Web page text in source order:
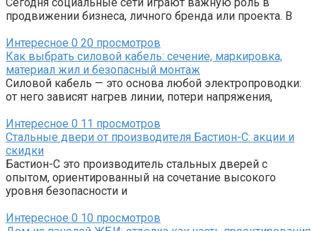
продвижении бизнеса, личного бренда или проекта. В
Интересное 0 20 просмотров
Как выбрать силовой кабель: сечение, маркировка,
материал жил и безопасный монтаж
Силовой кабель — это основа любой электропроводки:
от него зависят нагрев линии, потери напряжения,
Интересное 0 11 просмотров
Стальные двери от производителя Бастион-С: акции и
скидки
Бастион-С это производитель стальных дверей с
опытом, ориентированный на сочетание высокого
уровня безопасности и
Интересное 0 10 просмотров